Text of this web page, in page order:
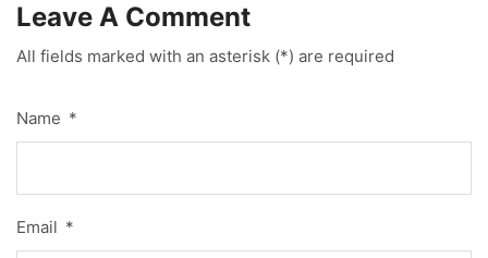
Leave A Comment
All fields marked with an asterisk (*) are required
Name *
Email *